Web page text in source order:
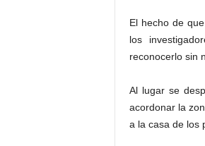
El hecho de
los
reconocerlo sin
Al lugar se
acordonar la
a la casa de los